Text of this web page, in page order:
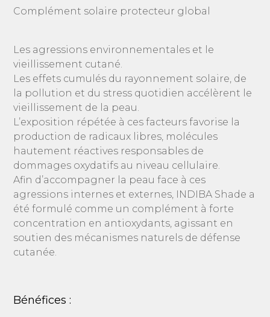
Complément solaire protecteur global
Les agressions environnementales et le
vieillissement cutané.
Les effets cumulés du rayonnement solaire, de
la pollution et du stress quotidien accélèrent le
vieillissement de la peau.
L’exposition répétée à ces facteurs favorise la
production de radicaux libres, molécules
hautement réactives responsables de
dommages oxydatifs au niveau cellulaire.
Afin d’accompagner la peau face à ces
agressions internes et externes, INDIBA Shade a
été formulé comme un complément à forte
concentration en antioxydants, agissant en
soutien des mécanismes naturels de défense
cutanée.
Bénéfices :